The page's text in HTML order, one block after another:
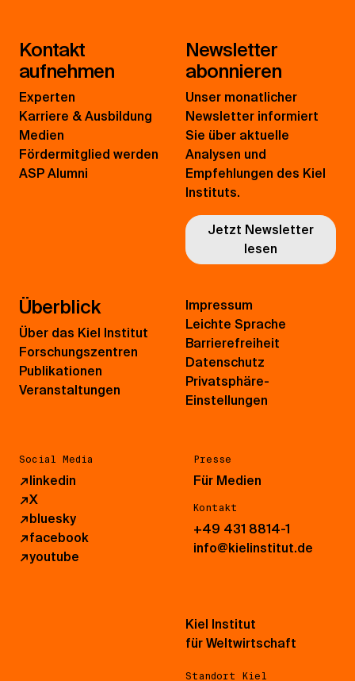
Kontakt
aufnehmen
Experten
Karriere & Ausbildung
Medien
Fördermitglied werden
ASP Alumni
Newsletter
abonnieren
Unser monatlicher
Newsletter informiert
Sie über aktuelle
Analysen und
Empfehlungen des Kiel
Instituts.
Jetzt Newsletter
lesen
Überblick
Über das Kiel Institut
Forschungszentren
Publikationen
Veranstaltungen
Social Media
↗linkedin
↗X
↗bluesky
↗facebook
↗youtube
Presse
Für Medien
Kontakt
+49 431 8814-1
info@kielinstitut.de
Impressum
Leichte Sprache
Barrierefreiheit
Datenschutz
Privatsphäre-
Einstellungen
Kiel Institut
für Weltwirtschaft
Standort Kiel